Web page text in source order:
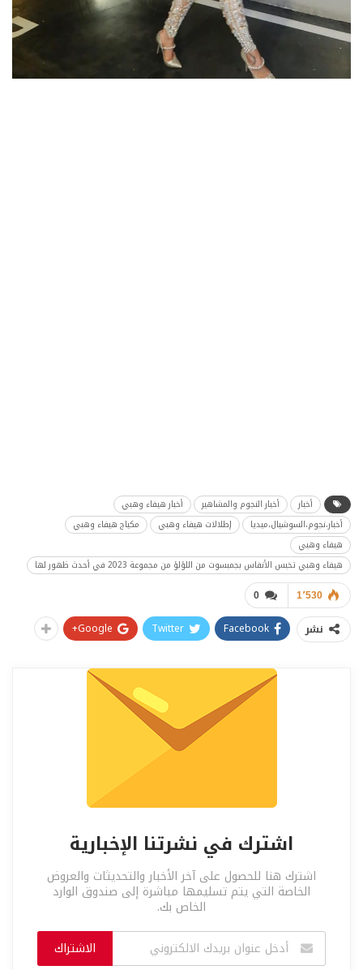
أخبار أخبار النجوم والمشاهير
أخبار هيفاء وهبي
أخبار،نجوم،السوشيال،ميديا
إطلالات هيفاء وهبي
مكياج هيفاء وهبي
هيفاء وهبي
هيفاء وهبي تخبس الأنفاس بجمبسوت من اللؤلؤ من مجموعة 2023 في أحدث ظهور لها
0 1٬530
نشر Facebook
Twitter
Google+
اشترك في نشرتنا الإخبارية
اشترك هنا للحصول على آخر الأخبار والتحديثات والعروض
الخاصة التي يتم تسليمها مباشرة إلى صندوق الوارد
الخاص بك.
الاشتراك